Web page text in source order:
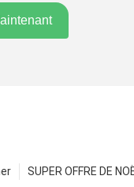
SUPER OFFRE DE